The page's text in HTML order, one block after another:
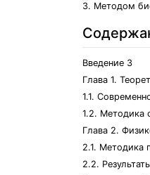
3. Методом
Введение 3
Глава 1.
1.1.
1.2. Методика
Глава 2.
2.1. Методика
2.2.